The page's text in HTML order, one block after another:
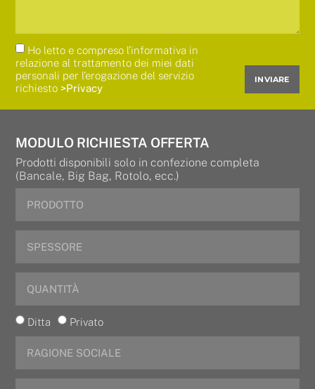
Ho letto e compreso l’informativa in
relazione al trattamento dei miei dati
personali per l’erogazione del servizio
richiesto >Privacy
INVIARE
MODULO RICHIESTA OFFERTA
Prodotti disponibili solo in confezione completa
(Bancale, Big Bag, Rotolo, ecc.)
Ditta Privato